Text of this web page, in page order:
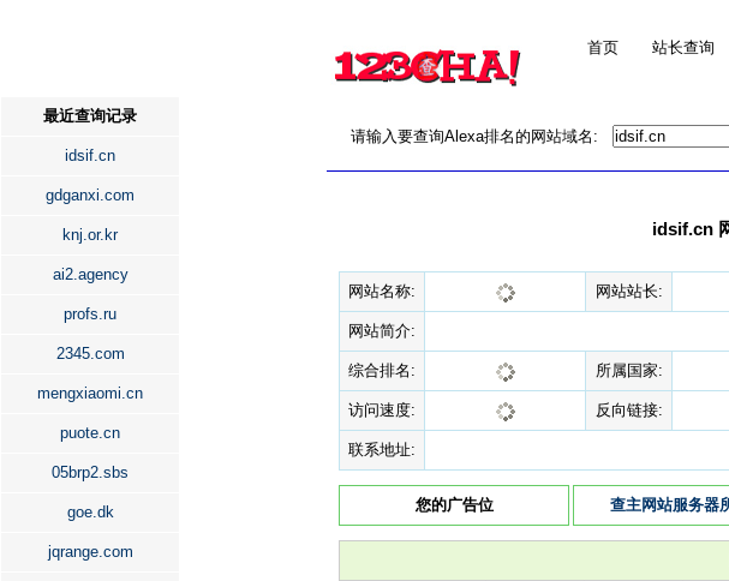
首页 站长查询
最近查询记录
idsif.cn
gdganxi.com
knj.or.kr
ai2.agency
profs.ru
2345.com
mengxiaomi.cn
puote.cn
05brp2.sbs
goe.dk
jqrange.com
请输入要查询Alexa排名的网站域名:
idsif.cn
网站名称: 网站站长:
网站简介:
综合排名: 所属国家:
访问速度: 反向链接:
联系地址:
您的广告位 查主网站服务器